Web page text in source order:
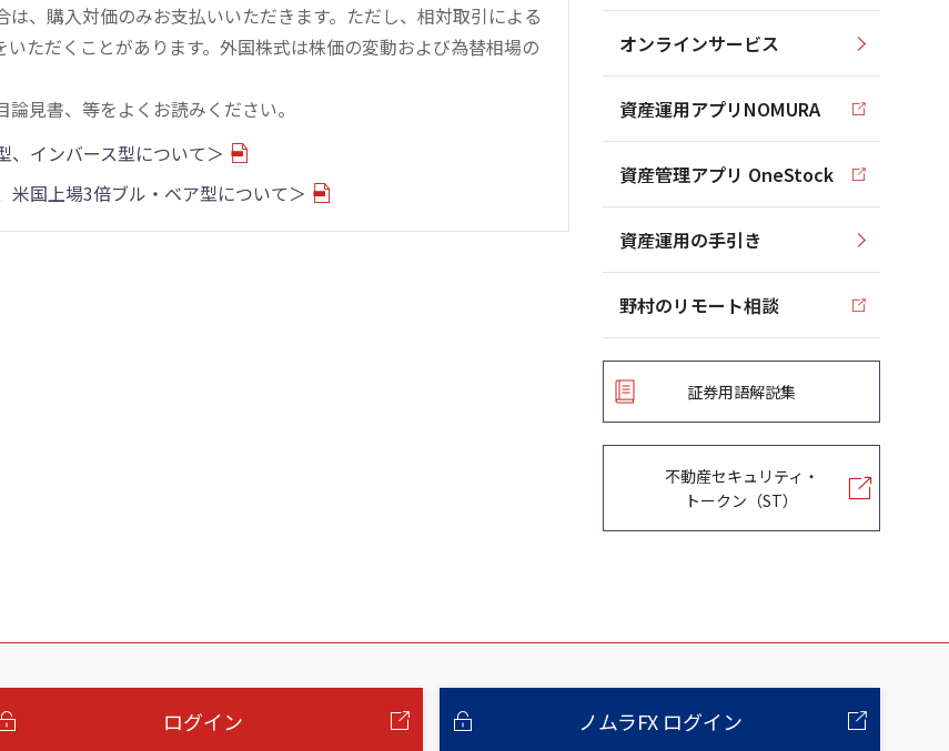
、購入対価のみお支払いいただきます。ただし、相対取引による
ただくことがあります。外国株式は株価の変動および為替相場の
見書、等をよくお読みください。
、インバース型について＞
米国上場3倍ブル・ベア型について＞
オンラインサービス
資産運用アプリNOMURA
資産管理アプリ OneStock
資産運用の手引き
野村のリモート相談
証券用語解説集
不動産セキュリティ・
トークン（ST）
ログイン ノムラFX ログイン